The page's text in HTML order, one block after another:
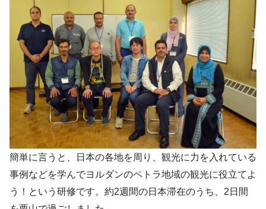
簡単に言うと、日本の各地を周り、観光に力を入れている
事例などを学んでヨルダンのペトラ地域の観光に役立てよ
う！という研修です。約2週間の日本滞在のうち、2日間